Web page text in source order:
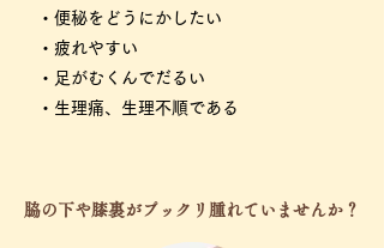
・便秘をどうにかしたい
・疲れやすい
・足がむくんでだるい
・生理痛、生理不順である
脇の下や膝裏がプックリ腫れていませんか？